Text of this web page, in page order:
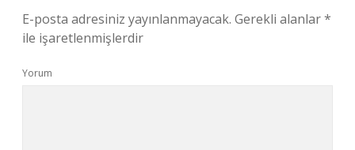
E-posta adresiniz yayınlanmayacak. Gerekli alanlar*
ile işaretlenmişlerdir
Yorum